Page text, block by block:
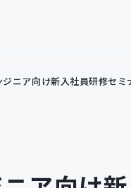
ニア向け新入社員研修セミ